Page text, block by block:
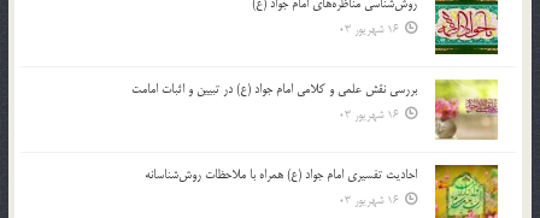
16 شهریور 03
بررسی نقش علمی و کلامی امام جواد (ع) در تبیین و اثبات امامت
16 شهریور 03
احادیث تفسیری امام جواد (ع) همراه با ملاحظات روش‌شناسانه
16 شهریور 03